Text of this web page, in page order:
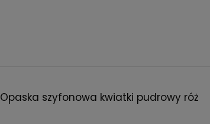
Opaska szyfonowa kwiatki pudrowy róż